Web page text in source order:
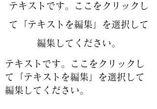
テキストです。ここをクリックし
て「テキストを編集」を選択して
編集してください。
テキストです。ここをクリックし
て「テキストを編集」を選択して
編集してください。